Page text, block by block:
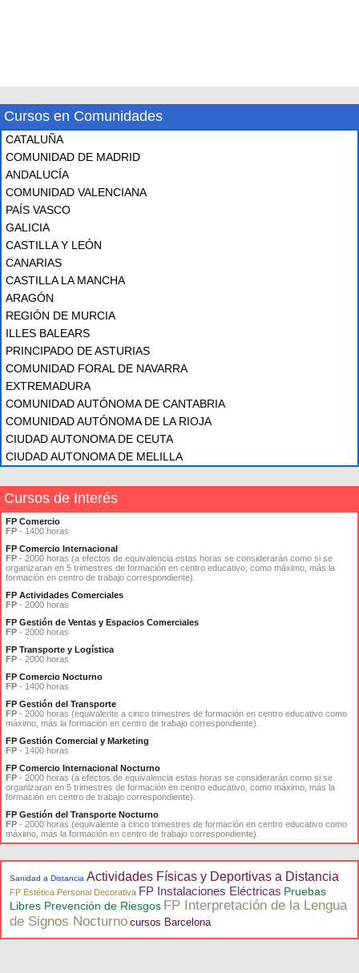
Cursos en Comunidades
CATALUÑA
COMUNIDAD DE MADRID
ANDALUCÍA
COMUNIDAD VALENCIANA
PAÍS VASCO
GALICIA
CASTILLA Y LEÓN
CANARIAS
CASTILLA LA MANCHA
ARAGÓN
REGIÓN DE MURCIA
ILLES BALEARS
PRINCIPADO DE ASTURIAS
COMUNIDAD FORAL DE NAVARRA
EXTREMADURA
COMUNIDAD AUTÓNOMA DE CANTABRIA
COMUNIDAD AUTÓNOMA DE LA RIOJA
CIUDAD AUTONOMA DE CEUTA
CIUDAD AUTONOMA DE MELILLA
Cursos de Interés
FP Comercio
FP - 1400 horas
FP Comercio Internacional
FP - 2000 horas (a efectos de equivalencia estas horas se considerarán como si se
organizaran en 5 trimestres de formación en centro educativo, como máximo, más la
formación en centro de trabajo correspondiente).
FP Actividades Comerciales
FP - 2000 horas
FP Gestión de Ventas y Espacios Comerciales
FP - 2000 horas
FP Transporte y Logística
FP - 2000 horas
FP Comercio Nocturno
FP - 1400 horas
FP Gestión del Transporte
FP - 2000 horas (equivalente a cinco trimestres de formación en centro educativo como
máximo, más la formación en centro de trabajo correspondiente).
FP Gestión Comercial y Marketing
FP - 1400 horas
FP Comercio Internacional Nocturno
FP - 2000 horas (a efectos de equivalencia estas horas se considerarán como si se
organizaran en 5 trimestres de formación en centro educativo, como máximo, más la
formación en centro de trabajo correspondiente).
FP Gestión del Transporte Nocturno
FP - 2000 horas (equivalente a cinco trimestres de formación en centro educativo como
máximo, más la formación en centro de trabajo correspondiente).
Sanidad a Distancia Actividades Físicas y Deportivas a Distancia
FP Estética Personal Decorativa FP Instalaciones Eléctricas Pruebas
Libres Prevención de Riesgos FP Interpretación de la Lengua
de Signos Nocturno cursos Barcelona